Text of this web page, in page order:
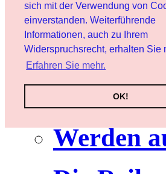
sich mit der Verwendung von
einverstanden. Weiterführende
Informationen, auch zu Ihrem
Widerspruchsrecht, erhalten Sie
Erfahren Sie mehr.
OK!
Service
Werden